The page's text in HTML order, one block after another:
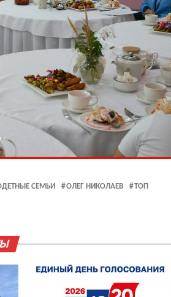
СЕМЬИ ОЛЕГ НИКОЛАЕВ ТОП